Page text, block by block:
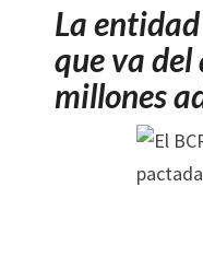
La
que va del
millones